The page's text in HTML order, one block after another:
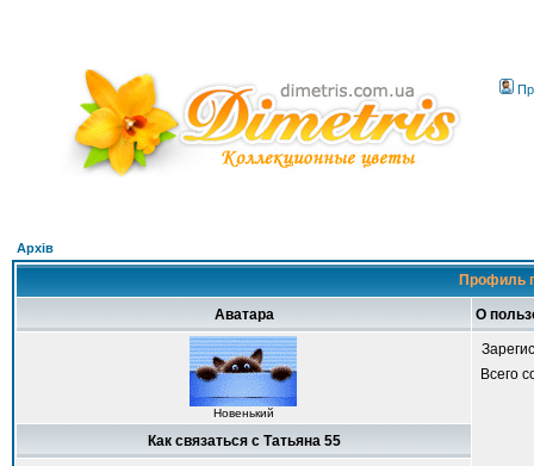
Архів
Профиль
Аватара О
Новенький
Всего
Как связаться с Татьяна 55